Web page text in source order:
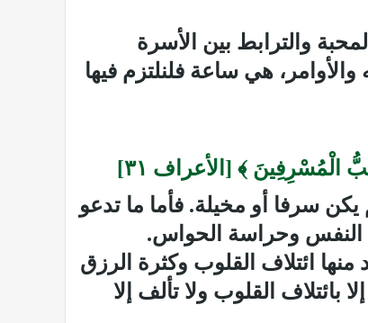
والترابط بين الأسرة
والأوامر، هي ساعة فلنلتزم فيها
﴾ [الأعراف ٣۱]
سرفا أو مخيلة. فأما ما تدعو
النفس وحراسة الحواس.
ائتلاف القلوب وكثرة الرزق
بائتلاف القلوب ولا تألف إلا